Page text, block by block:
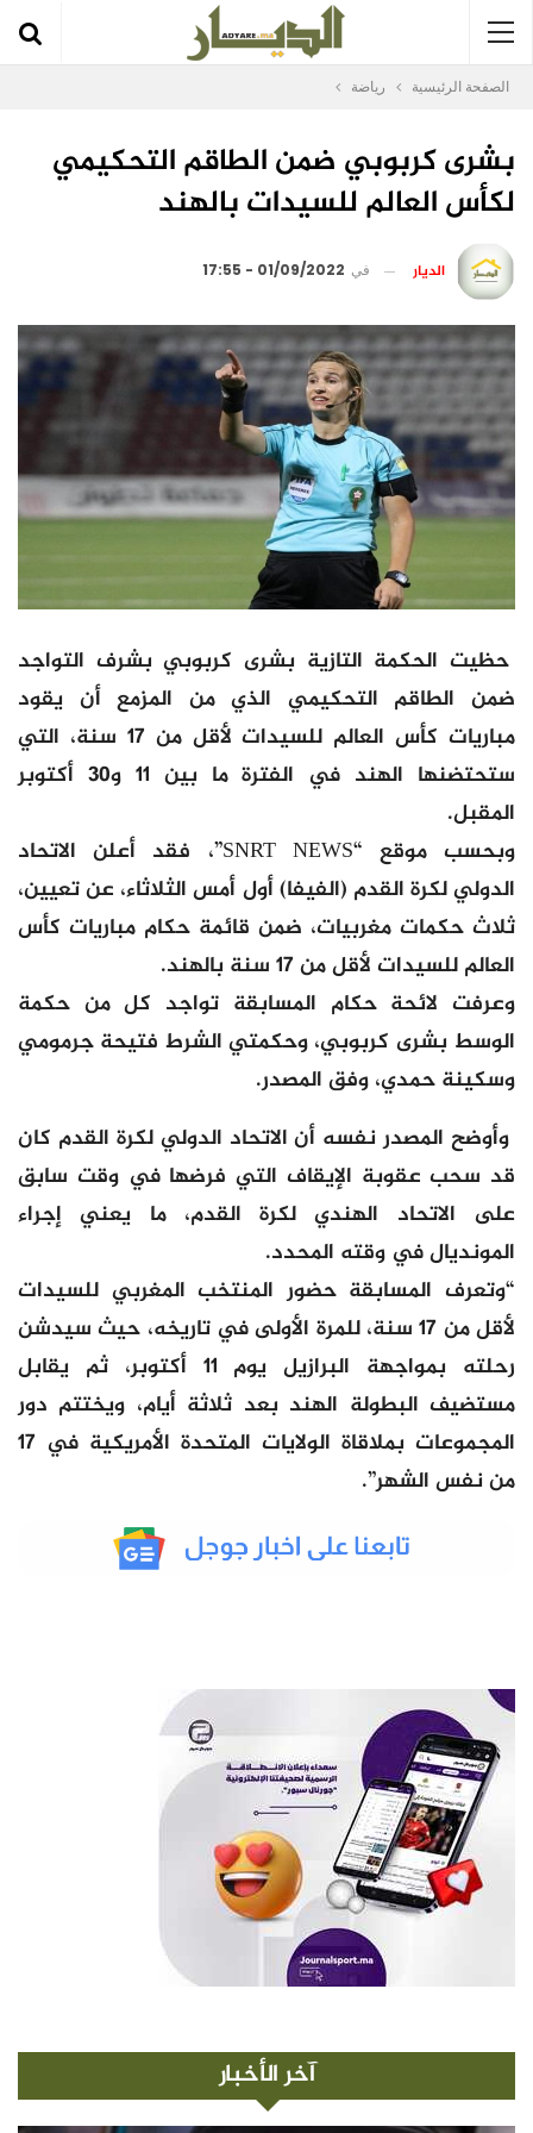
الصفحة الرئيسية رياضة
بشرى كربوبي ضمن الطاقم التحكيمي
لكأس العالم للسيدات بالهند
الديار في 01/09/2022 - 17:55
حظيت الحكمة التازية بشرى كربوبي بشرف التواجد
ضمن الطاقم التحكيمي الذي من المزمع أن يقود
مباريات كأس العالم للسيدات لأقل من 17 سنة، التي
ستحتضنها الهند في الفترة ما بين 11 و30 أكتوبر
المقبل.
وبحسب موقع “SNRT NEWS”، فقد أعلن الاتحاد
الدولي لكرة القدم (الفيفا) أول أمس الثلاثاء، عن تعيين،
ثلاث حكمات مغربيات، ضمن قائمة حكام مباريات كأس
العالم للسيدات لأقل من 17 سنة بالهند.
وعرفت لائحة حكام المسابقة تواجد كل من حكمة
الوسط بشرى كربوبي، وحكمتي الشرط فتيحة جرمومي
وسكينة حمدي، وفق المصدر.
وأوضح المصدر نفسه أن الاتحاد الدولي لكرة القدم كان
قد سحب عقوبة الإيقاف التي فرضها في وقت سابق
على الاتحاد الهندي لكرة القدم، ما يعني إجراء
المونديال في وقته المحدد.
“وتعرف المسابقة حضور المنتخب المغربي للسيدات
لأقل من 17 سنة، للمرة الأولى في تاريخه، حيث سيدشن
رحلته بمواجهة البرازيل يوم 11 أكتوبر، ثم يقابل
مستضيف البطولة الهند بعد ثلاثة أيام، ويختتم دور
المجموعات بملاقاة الولايات المتحدة الأمريكية في 17
من نفس الشهر”.
آخر الأخبار